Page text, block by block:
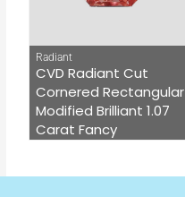
Radiant
CVD Radiant Cut
Cornered Rectangular
Modified Brilliant 1.07
Carat Fancy